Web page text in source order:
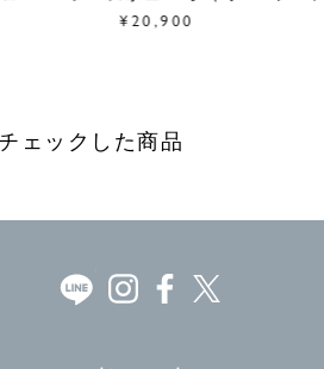
¥20,900
ェックした商品